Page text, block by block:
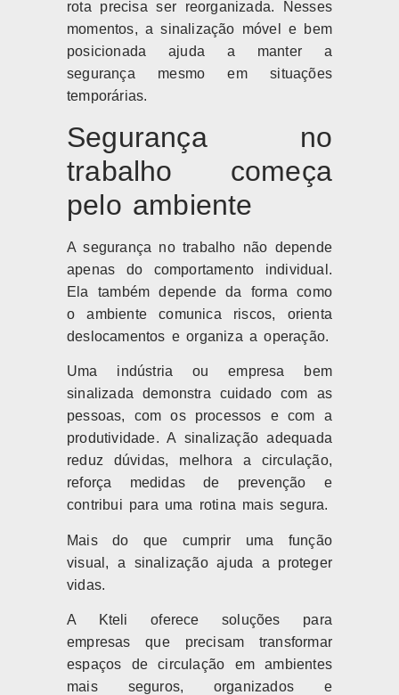
rota precisa ser reorganizada. Nesses
momentos, a sinalização móvel e bem
posicionada ajuda a manter a
segurança mesmo em situações
temporárias.
Segurança no
trabalho começa
pelo ambiente
A segurança no trabalho não depende
apenas do comportamento individual.
Ela também depende da forma como
o ambiente comunica riscos, orienta
deslocamentos e organiza a operação.
Uma indústria ou empresa bem
sinalizada demonstra cuidado com as
pessoas, com os processos e com a
produtividade. A sinalização adequada
reduz dúvidas, melhora a circulação,
reforça medidas de prevenção e
contribui para uma rotina mais segura.
Mais do que cumprir uma função
visual, a sinalização ajuda a proteger
vidas.
A Kteli oferece soluções para
empresas que precisam transformar
espaços de circulação em ambientes
mais seguros, organizados e